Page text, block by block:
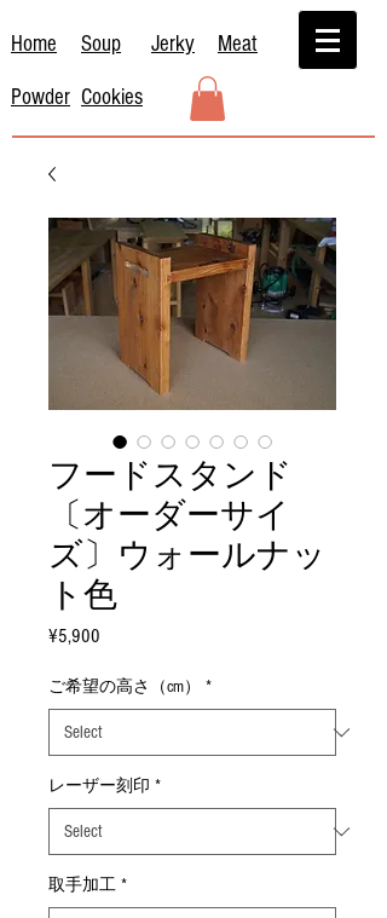
Home Soup Jerky Meat
Powder Cookies
フードスタンド
〔オーダーサイ
ズ〕ウォールナッ
ト色
¥5,900
ご希望の高さ（cm） *
レーザー刻印 *
取手加工 *